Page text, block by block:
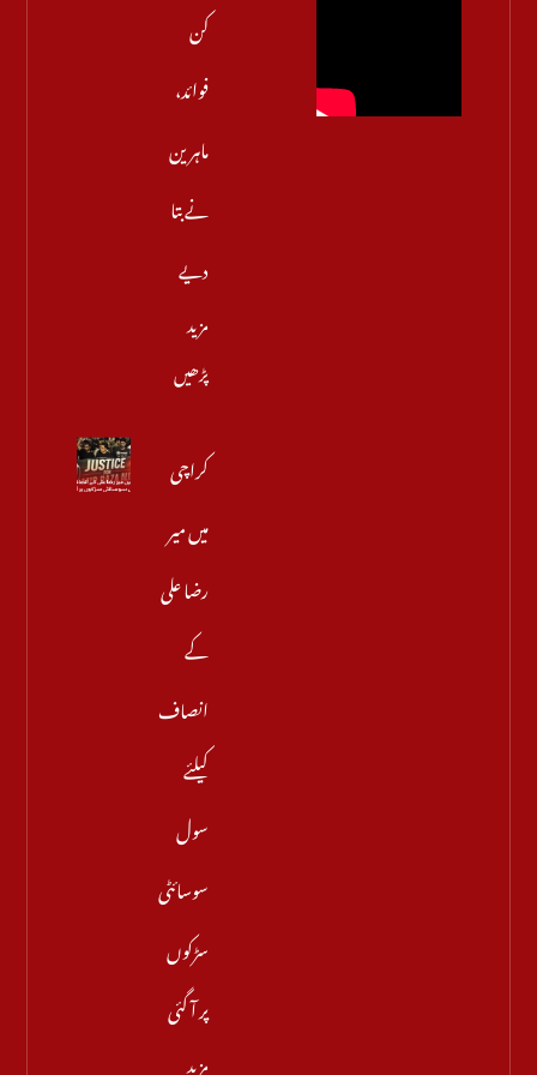
کن
فوائد،
ماہرین
نے بتا
دیے
مزید
پڑھیں
کراچی
میں میر
رضا علی
کے
انصاف
کیلئے
سول
سوسائٹی
سڑکوں
پر آ گئی
مزید